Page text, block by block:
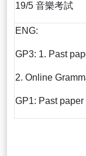
19/5 音樂考試
ENG:
GP3: 1. Past
2. Online
GP1: Past paper